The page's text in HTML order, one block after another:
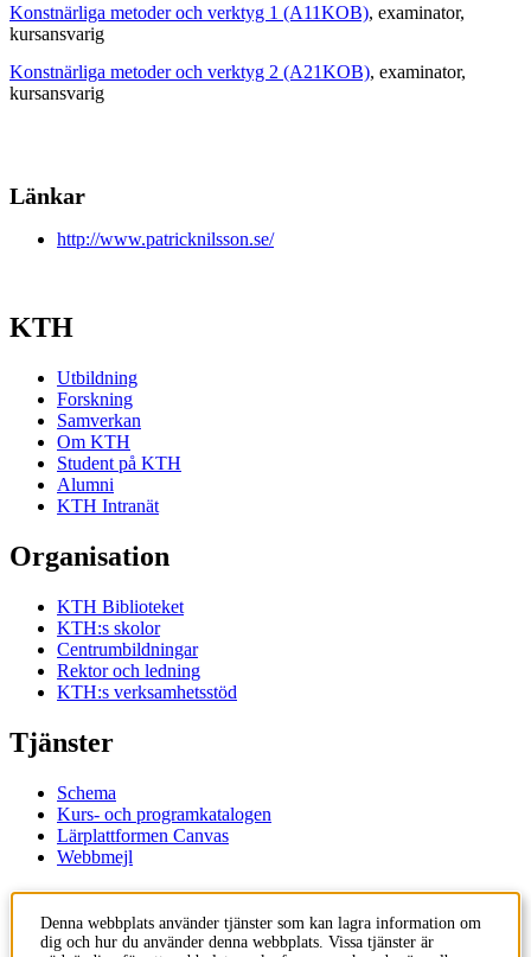
Konstnärliga metoder och verktyg 1 (A11KOB), examinator,
kursansvarig
Konstnärliga metoder och verktyg 2 (A21KOB), examinator,
kursansvarig
Länkar
http://www.patricknilsson.se/
KTH
Utbildning
Forskning
Samverkan
Om KTH
Student på KTH
Alumni
KTH Intranät
Organisation
KTH Biblioteket
KTH:s skolor
Centrumbildningar
Rektor och ledning
KTH:s verksamhetsstöd
Tjänster
Schema
Kurs- och programkatalogen
Lärplattformen Canvas
Webbmejl
Kontakt
Denna webbplats använder tjänster som kan lagra information om
dig och hur du använder denna webbplats. Vissa tjänster är